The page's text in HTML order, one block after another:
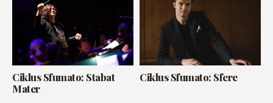
Ciklus Sfumato: Stabat
Mater
Ciklus Sfumato: Sfere